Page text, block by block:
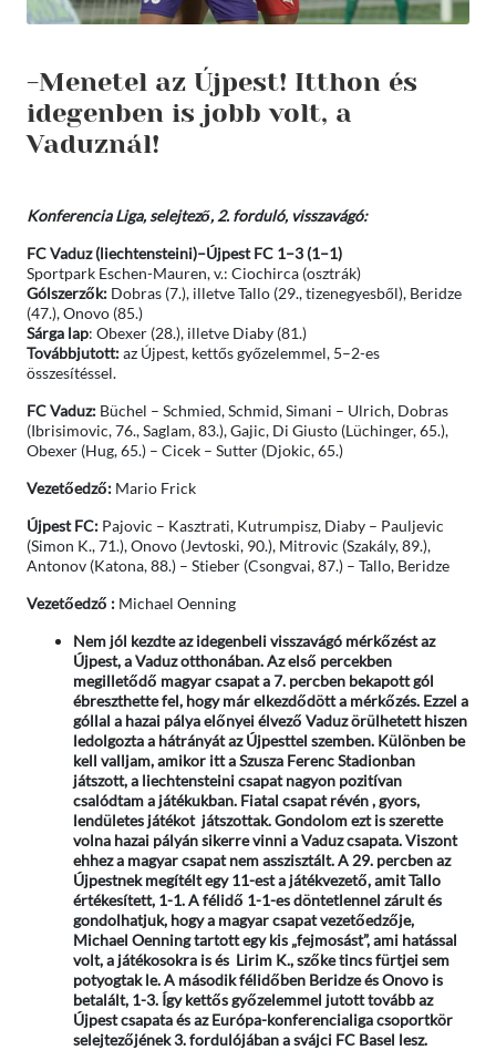
-Menetel az Újpest! Itthon és
idegenben is jobb volt, a
Vaduznál!
Konferencia Liga, selejtező, 2. forduló, visszavágó:
FC Vaduz (liechtensteini)–Újpest FC 1–3 (1–1)
Sportpark Eschen-Mauren, v.: Ciochirca (osztrák)
Gólszerzők:Dobras (7.), illetve Tallo (29., tizenegyesből), Beridze
(47.), Onovo (85.)
Sárga lap: Obexer (28.), illetve Diaby (81.)
Továbbjutott:az Újpest, kettős győzelemmel, 5–2-es
összesítéssel.
FC Vaduz: Büchel – Schmied, Schmid, Simani – Ulrich, Dobras
(Ibrisimovic, 76., Saglam, 83.), Gajic, Di Giusto (Lüchinger, 65.),
Obexer (Hug, 65.) – Cicek – Sutter (Djokic, 65.)
Vezetőedző:Mario Frick
Újpest FC: Pajovic – Kasztrati, Kutrumpisz, Diaby – Pauljevic
(Simon K., 71.), Onovo (Jevtoski, 90.), Mitrovic (Szakály, 89.),
Antonov (Katona, 88.) – Stieber (Csongvai, 87.) – Tallo, Beridze
Vezetőedző :Michael Oenning
Nem jól kezdte az idegenbeli visszavágó mérkőzést az
Újpest, a Vaduz otthonában. Az első percekben
megilletődő magyar csapat a 7. percben bekapott gól
ébreszthette fel, hogy már elkezdődött a mérkőzés. Ezzel a
góllal a hazai pálya előnyei élvező Vaduz örülhetett hiszen
ledolgozta a hátrányát az Újpesttel szemben. Különben be
kell valljam, amikor itt a Szusza Ferenc Stadionban
játszott, a liechtensteini csapat nagyon pozitívan
csalódtam a játékukban. Fiatal csapat révén , gyors,
lendületes játékot játszottak. Gondolom ezt is szerette
volna hazai pályán sikerre vinni a Vaduz csapata. Viszont
ehhez a magyar csapat nem asszisztált. A 29. percben az
Újpestnek megítélt egy 11-est a játékvezető, amit Tallo
értékesített, 1-1. A félidő 1-1-es döntetlennel zárult és
gondolhatjuk, hogy a magyar csapat vezetőedzője,
Michael Oenning tartott egy kis „fejmosást”, ami hatással
volt, a játékosokra is és Lirim K., szőke tincs fürtjei sem
potyogtak le. A második félidőben Beridze és Onovo is
betalált, 1-3. Így kettős győzelemmel jutott tovább az
Újpest csapata és az Európa-konferencialiga csoportkör
selejtezőjének 3. fordulójában a svájci FC Basel lesz.